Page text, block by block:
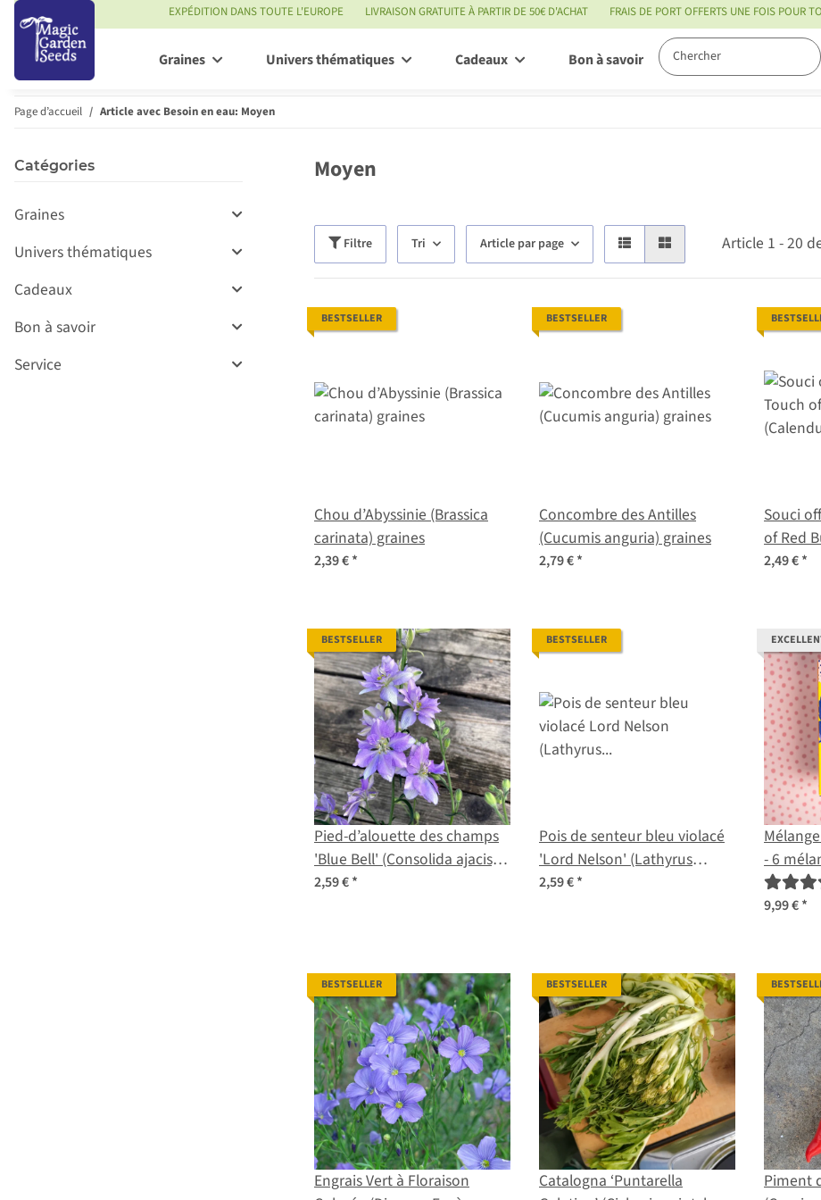
EXPÉDITION DANS TOUTE L'EUROPE LIVRAISON GRATUITE À PARTIR DE 50€ D'ACHAT FRAIS DE PORT OFFERTS UNE FOIS POUR
Graines Univers thématiques Cadeaux Bon à savoir Service
Page d’accueil Article avec Besoin en eau: Moyen
Moyen
Filtre Tri Article par page Article 1 - 20
BESTSELLER
Chou d’Abyssinie (Brassica
carinata) graines
2,39 €*
BESTSELLER
Concombre des Antilles
(Cucumis anguria) graines
2,79 €*
Souci
of Red
2,49 €*
BESTSELLER
Pied-d’alouette des champs
'Blue Bell' (Consolida ajacis)
graines
2,59 €*
BESTSELLER
Pois de senteur bleu violacé
'Lord Nelson' (Lathyrus
odoratus) graines
2,59 €*
- 6
9,99 €*
BESTSELLER
Engrais Vert à Floraison
BESTSELLER
Catalogna ‘Puntarella
Piment
Catégories
Graines
Univers thématiques
Cadeaux
Bon à savoir
Service